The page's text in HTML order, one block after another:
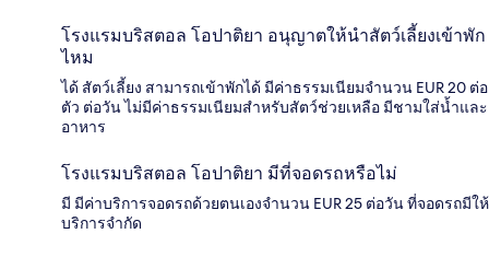
โรงแรมบริสตอล โอปาติยา อนุญาตให้นำสัตว์เลี้ยงเข้าพัก
ไหม
ได้ สัตว์เลี้ยง สามารถเข้าพักได้ มีค่าธรรมเนียมจำนวน EUR 20 ต่อ
ตัว ต่อวัน ไม่มีค่าธรรมเนียมสำหรับสัตว์ช่วยเหลือ มีชามใส่น้ำและ
อาหาร
โรงแรมบริสตอล โอปาติยา มีที่จอดรถหรือไม่
มี มีค่าบริการจอดรถด้วยตนเองจำนวน EUR 25 ต่อวัน ที่จอดรถมีให้
บริการจำกัด